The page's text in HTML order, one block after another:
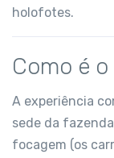
holofotes.
Como é
A experiência
sede da
focagem (os